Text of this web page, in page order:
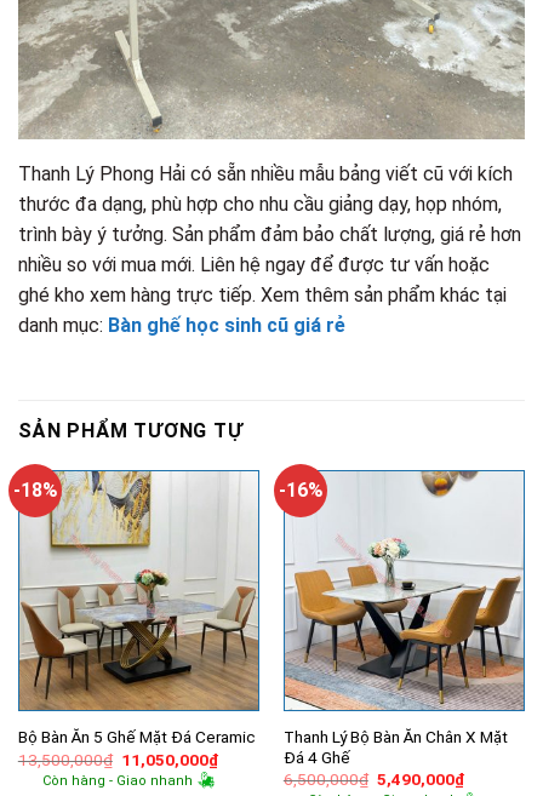
Thanh Lý Phong Hải có sẵn nhiều mẫu bảng viết cũ với kích
thước đa dạng, phù hợp cho nhu cầu giảng dạy, họp nhóm,
trình bày ý tưởng. Sản phẩm đảm bảo chất lượng, giá rẻ hơn
nhiều so với mua mới. Liên hệ ngay để được tư vấn hoặc
ghé kho xem hàng trực tiếp. Xem thêm sản phẩm khác tại
danh mục: Bàn ghế học sinh cũ giá rẻ
SẢN PHẨM TƯƠNG TỰ
-18%
Bộ Bàn Ăn 5 Ghế Mặt Đá Ceramic
13,500,000₫ Giá
gốc
là:
11,050,000₫Giá
hiện
Còn hàng - Giao nhanh
-16%
Thanh Lý Bộ Bàn Ăn Chân X Mặt
Đá 4 Ghế
6,500,000₫ Giá
5,490,000₫Giá